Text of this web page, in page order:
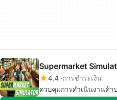
Supermarket
4.4 การชำระเงิน
ควบคุมการดำเนินงานค้า